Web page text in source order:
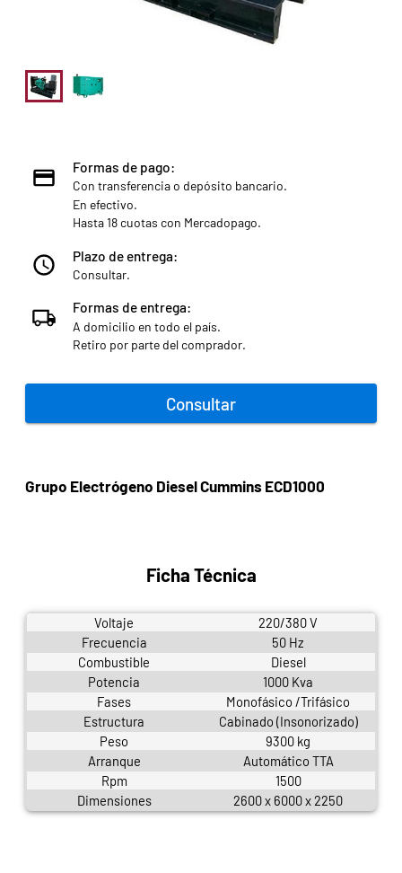
Formas de pago:
Con transferencia o depósito bancario.
En efectivo.
Hasta 18 cuotas con Mercadopago.
Plazo de entrega:
Consultar.
Formas de entrega:
A domicilio en todo el país.
Retiro por parte del comprador.
Consultar
Grupo Electrógeno Diesel Cummins ECD1000
Ficha Técnica
Voltaje
220/380 V
Frecuencia
50 Hz
Combustible
Diesel
Potencia
1000 Kva
Fases
Monofásico /Trifásico
Estructura
Cabinado (Insonorizado)
Peso
9300 kg
Arranque
Automático TTA
Rpm
1500
Dimensiones
2600 x 6000 x 2250